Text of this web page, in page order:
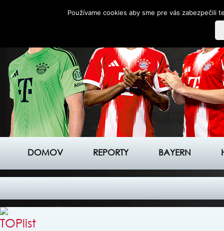
DOMOV REPORTY BAYERN
Používame cookies aby sme pre vás zabezpečili